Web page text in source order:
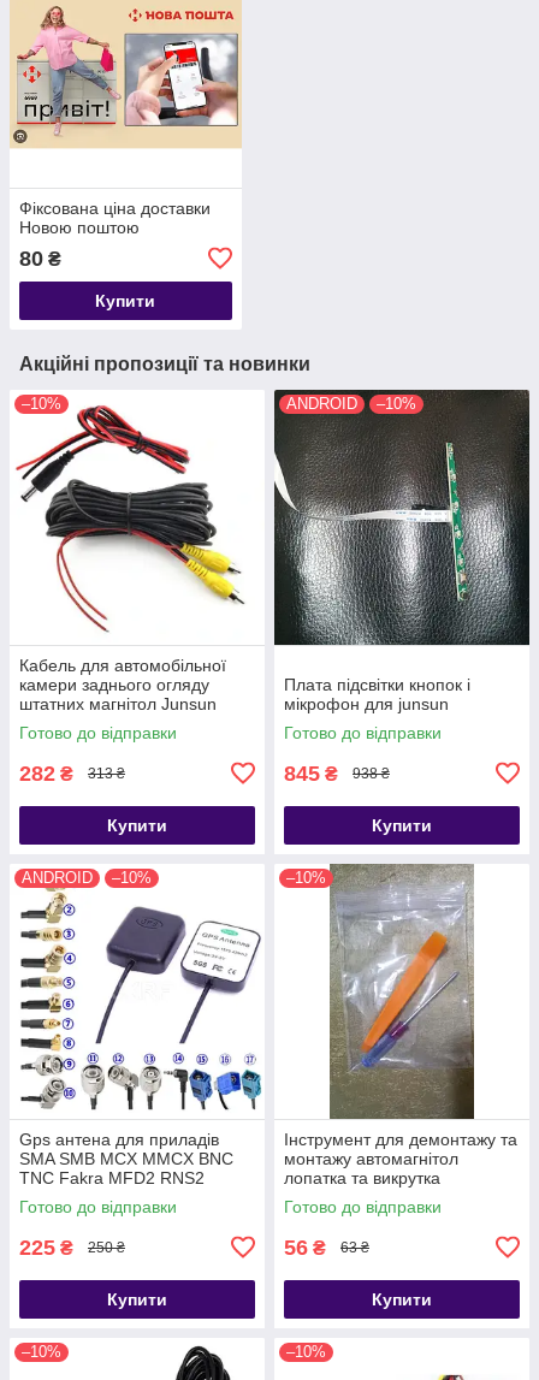
Фіксована ціна доставки
Новою поштою
80 ₴
Купити
Акційні пропозиції та новинки
–10%
Кабель для автомобільної
камери заднього огляду
штатних магнітол Junsun
Готово до відправки
282 ₴ 313 ₴
Купити
ANDROID –10%
Плата підсвітки кнопок і
мікрофон для junsun
Готово до відправки
845 ₴ 938 ₴
Купити
ANDROID –10%
Gps антена для приладів
SMA SMB MCX MMCX BNC
TNC Fakra MFD2 RNS2
Готово до відправки
225 ₴ 250 ₴
Купити
–10%
Інструмент для демонтажу та
монтажу автомагнітол
лопатка та викрутка
Готово до відправки
56 ₴ 63 ₴
Купити
–10% –10%